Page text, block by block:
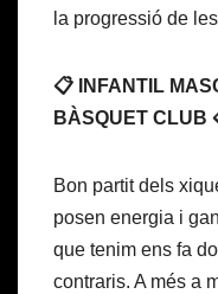
la progressió de
📋 INFANTIL
BÀSQUET CLUB
Bon partit dels
posen energia i
que tenim ens fa
contraris. A més a